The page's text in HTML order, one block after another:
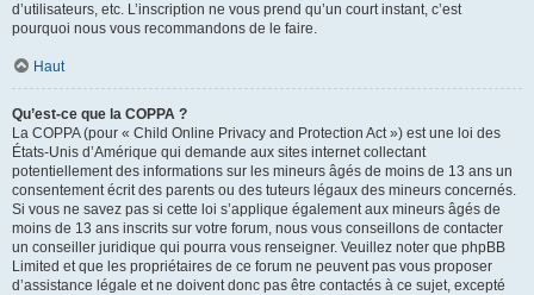
d’utilisateurs, etc. L’inscription ne vous prend qu’un court instant, c’est
pourquoi nous vous recommandons de le faire.
Haut
Qu’est-ce que la COPPA ?
La COPPA (pour « Child Online Privacy and Protection Act ») est une loi des
États-Unis d’Amérique qui demande aux sites internet collectant
potentiellement des informations sur les mineurs âgés de moins de 13 ans un
consentement écrit des parents ou des tuteurs légaux des mineurs concernés.
Si vous ne savez pas si cette loi s’applique également aux mineurs âgés de
moins de 13 ans inscrits sur votre forum, nous vous conseillons de contacter
un conseiller juridique qui pourra vous renseigner. Veuillez noter que phpBB
Limited et que les propriétaires de ce forum ne peuvent pas vous proposer
d’assistance légale et ne doivent donc pas être contactés à ce sujet, excepté